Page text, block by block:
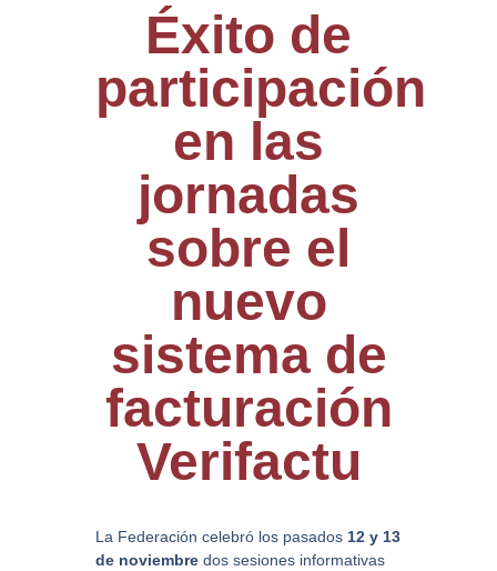
Éxito de
participación
en las
jornadas
sobre el
nuevo
sistema de
facturación
Verifactu
La Federación celebró los pasados 12 y 13
de noviembre dos sesiones informativas